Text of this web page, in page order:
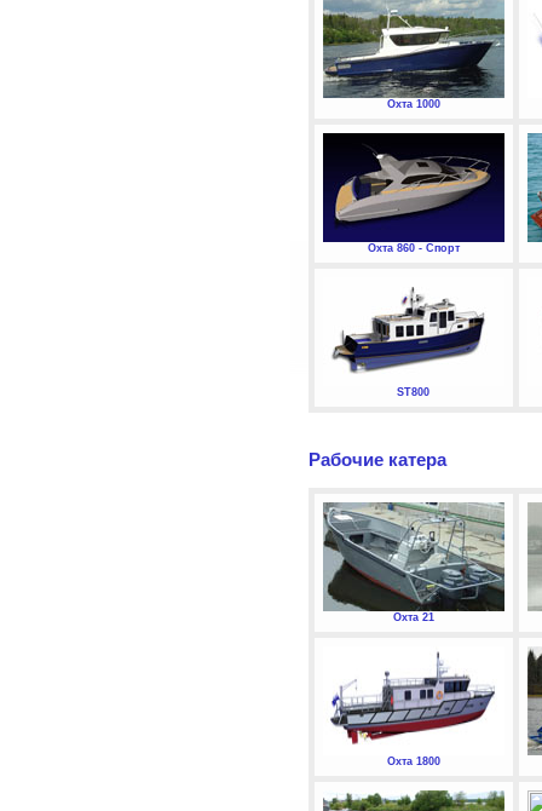
Охта 1000
Охта 860 - Спорт
ST800
Рабочие катера
Охта 21
Охта 1800